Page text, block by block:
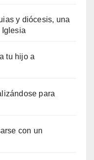
y diócesis, una
Iglesia
tu hijo a
para
con un